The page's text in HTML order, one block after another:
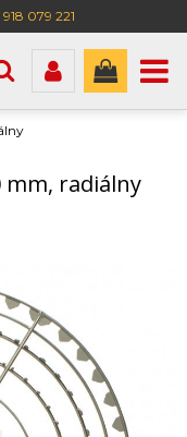
918 079 221
mm, radiálny